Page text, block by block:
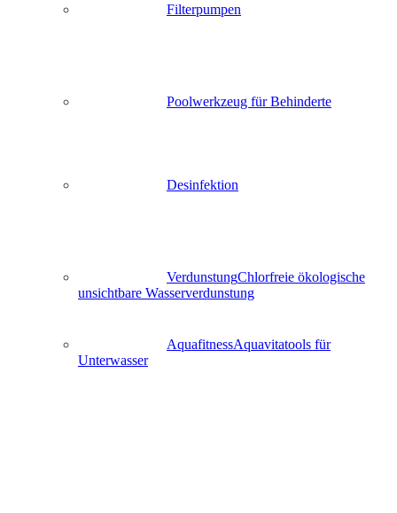
Filterpumpen
Poolwerkzeug für Behinderte
Desinfektion
VerdunstungChlorfreie ökologische
unsichtbare Wasserverdunstung
AquafitnessAquavitatools für
Unterwasser